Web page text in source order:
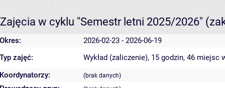
Zajęcia w cyklu "Semestr letni 2025/2026"
Okres:
2026-02-23 - 2026-06-19
Typ zajęć:
Wykład (zaliczenie), 15 godzin, 46 miejsc
Koordynatorzy:
(brak danych)